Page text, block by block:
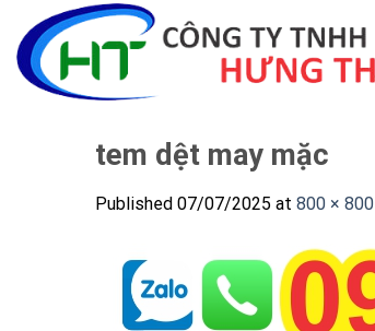
content
tem dệt may mặc
Published 07/07/2025 at 800 × 800